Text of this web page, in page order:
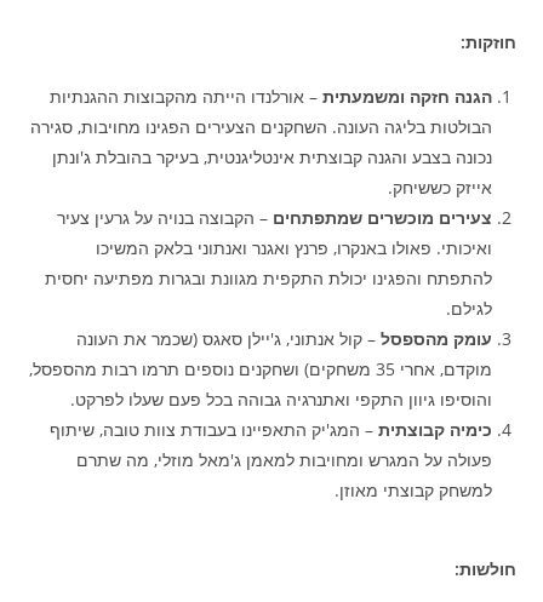
חוזקות:
הגנה חזקה ומשמעתית – אורלנדו הייתה מהקבוצות ההגנתיות
הבולטות בליגה העונה. השחקנים הצעירים הפגינו מחויבות, סגירה
נכונה בצבע והגנה קבוצתית אינטליגנטית, בעיקר בהובלת ג'ונתן
אייזק כששיחק.
צעירים מוכשרים שמתפתחים – הקבוצה בנויה על גרעין צעיר
ואיכותי. פאולו באנקרו, פרנץ ואגנר ואנתוני בלאק המשיכו
להתפתח והפגינו יכולת התקפית מגוונת ובגרות מפתיעה יחסית
לגילם.
עומק מהספסל – קול אנתוני, ג'יילן סאגס (שכמר את העונה
מוקדם, אחרי 35 משחקים) ושחקנים נוספים תרמו רבות מהספסל,
והוסיפו גיוון התקפי ואתנרגיה גבוהה בכל פעם שעלו לפרקט.
כימיה קבוצתית – המג'יק התאפיינו בעבודת צוות טובה, שיתוף
פעולה על המגרש ומחויבות למאמן ג'מאל מוזלי, מה שתרם
למשחק קבוצתי מאוזן.
חולשות: